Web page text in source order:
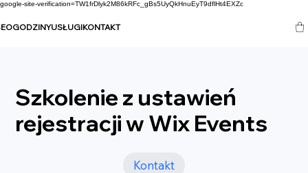
google-site-verification=TW1frDlyk2M86kRFc_gBs5UyQkHnuEyT9dflHt4EXZc
GODZINYUSŁUGIKONTAKT
Szkolenie z ustawień
rejestracji w Wix Events
Kontakt